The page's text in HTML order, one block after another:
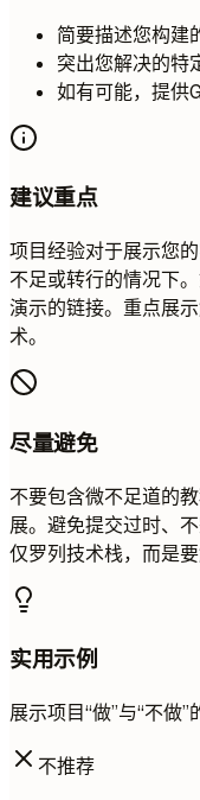
简要描述您构建
突出您解决的特
如有可能，提供
建议重点
项目经验对于展示您
不足或转行的情况下
演示的链接。重点展
术。
尽量避免
不要包含微不足道的
展。避免提交过时、
仅罗列技术栈，而是
实用示例
展示项目“做”与“不做”
不推荐